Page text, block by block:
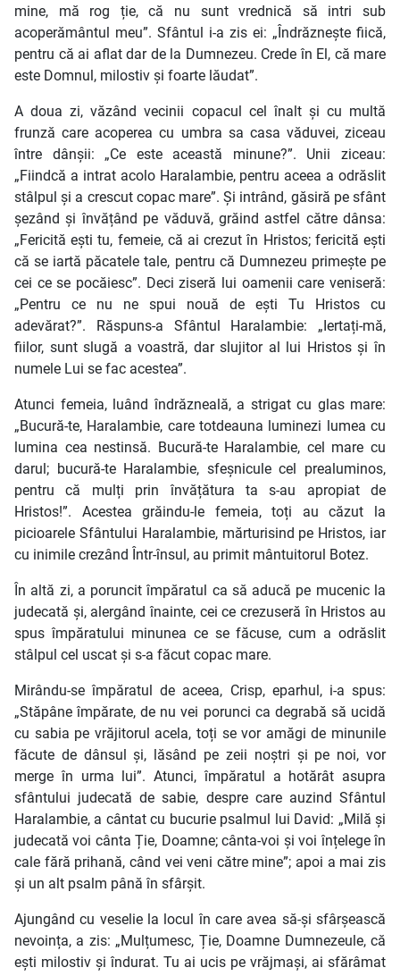
mine, mă rog ție, că nu sunt vrednică să intri sub
acoperământul meu”. Sfântul i-a zis ei: „Îndrăznește fiică,
pentru că ai aflat dar de la Dumnezeu. Crede în El, că mare
este Domnul, milostiv și foarte lăudat”.
A doua zi, văzând vecinii copacul cel înalt și cu multă
frunză care acoperea cu umbra sa casa văduvei, ziceau
între dânșii: „Ce este această minune?”. Unii ziceau:
„Fiindcă a intrat acolo Haralambie, pentru aceea a odrăslit
stâlpul și a crescut copac mare”. Și intrând, găsiră pe sfânt
șezând și învățând pe văduvă, grăind astfel către dânsa:
„Fericită ești tu, femeie, că ai crezut în Hristos; fericită ești
că se iartă păcatele tale, pentru că Dumnezeu primește pe
cei ce se pocăiesc”. Deci ziseră lui oamenii care veniseră:
„Pentru ce nu ne spui nouă de ești Tu Hristos cu
adevărat?”. Răspuns-a Sfântul Haralambie: „Iertați-mă,
fiilor, sunt slugă a voastră, dar slujitor al lui Hristos și în
numele Lui se fac acestea”.
Atunci femeia, luând îndrăzneală, a strigat cu glas mare:
„Bucură-te, Haralambie, care totdeauna luminezi lumea cu
lumina cea nestinsă. Bucură-te Haralambie, cel mare cu
darul; bucură-te Haralambie, sfeșnicule cel prealuminos,
pentru că mulți prin învățătura ta s-au apropiat de
Hristos!”. Acestea grăindu-le femeia, toți au căzut la
picioarele Sfântului Haralambie, mărturisind pe Hristos, iar
cu inimile crezând Într-însul, au primit mântuitorul Botez.
În altă zi, a poruncit împăratul ca să aducă pe mucenic la
judecată și, alergând înainte, cei ce crezuseră în Hristos au
spus împăratului minunea ce se făcuse, cum a odrăslit
stâlpul cel uscat și s-a făcut copac mare.
Mirându-se împăratul de aceea, Crisp, eparhul, i-a spus:
„Stăpâne împărate, de nu vei porunci ca degrabă să ucidă
cu sabia pe vrăjitorul acela, toți se vor amăgi de minunile
făcute de dânsul și, lăsând pe zeii noștri și pe noi, vor
merge în urma lui”. Atunci, împăratul a hotărât asupra
sfântului judecată de sabie, despre care auzind Sfântul
Haralambie, a cântat cu bucurie psalmul lui David: „Milă și
judecată voi cânta Ție, Doamne; cânta-voi și voi înțelege în
cale fără prihană, când vei veni către mine”; apoi a mai zis
și un alt psalm până în sfârșit.
Ajungând cu veselie la locul în care avea să-și sfârșească
nevoința, a zis: „Mulțumesc, Ție, Doamne Dumnezeule, că
ești milostiv și îndurat. Tu ai ucis pe vrăjmași, ai sfărâmat